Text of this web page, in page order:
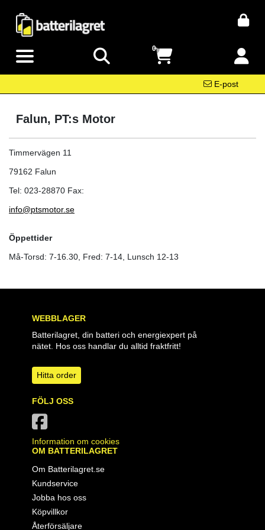
0
E-post
Falun, PT:s Motor
Timmervägen 11
79162 Falun
Tel: 023-28870 Fax:
info@ptsmotor.se
Öppettider
Må-Torsd: 7-16.30, Fred: 7-14, Lunsch 12-13
WEBBLAGER
Batterilagret, din batteri och energiexpert på
nätet. Hos oss handlar du alltid fraktfritt!
Hitta order
FÖLJ OSS
Information om cookies
OM BATTERILAGRET
Om Batterilagret.se
Kundservice
Jobba hos oss
Köpvillkor
Återförsäljare